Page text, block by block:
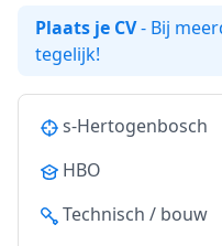
Plaats je CV- Bij
tegelijk!
s-Hertogenbosch
HBO
Technisch / bouw